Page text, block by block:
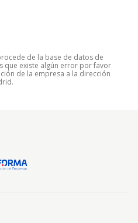
de la base de datos de
que existe algún error por favor
de la empresa a la dirección